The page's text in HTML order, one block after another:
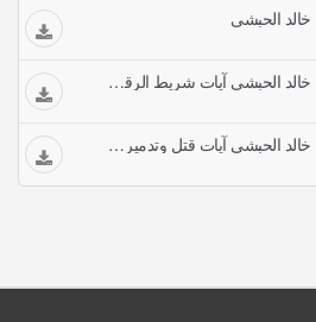
خالد الحبشي
الرقيه الشرعية للشيخ خالد الحبشي آيات شريط الرقية ان الله سيبطله واوحينا الى موسى
الرقيه الشرعية للشيخ خالد الحبشي آيات قتل وتدمير الجن